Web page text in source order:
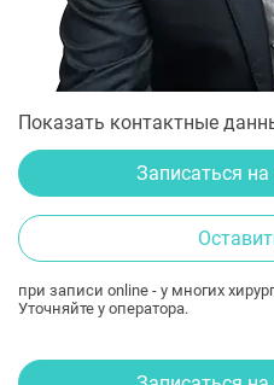
Показать контактные
Записаться
при записи online - у многих
Уточняйте у оператора.